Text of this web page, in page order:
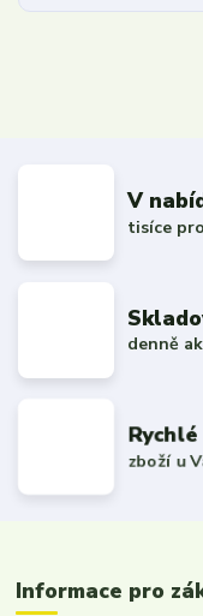
V
tisíce
denně
zboží u
Informace pro